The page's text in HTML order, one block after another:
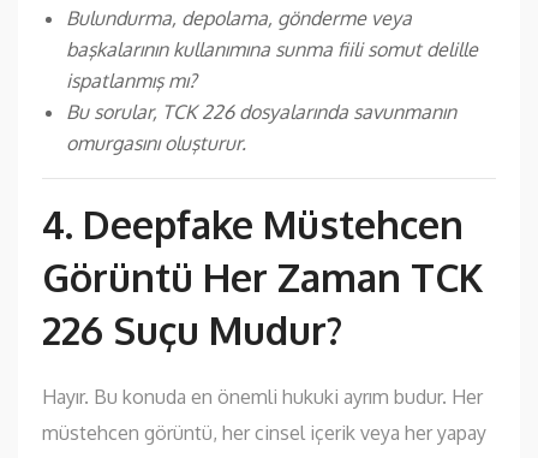
Bulundurma, depolama, gönderme veya
başkalarının kullanımına sunma fiili somut delille
ispatlanmış mı?
Bu sorular, TCK 226 dosyalarında savunmanın
omurgasını oluşturur.
4. Deepfake Müstehcen
Görüntü Her Zaman TCK
226 Suçu Mudur?
Hayır. Bu konuda en önemli hukuki ayrım budur. Her
müstehcen görüntü, her cinsel içerik veya her yapay